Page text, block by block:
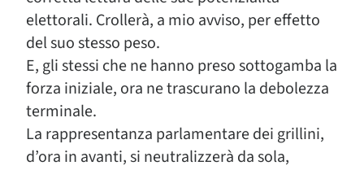
elettorali. Crollerà, a mio avviso, per effetto
del suo stesso peso.
E, gli stessi che ne hanno preso sottogamba la
forza iniziale, ora ne trascurano la debolezza
terminale.
La rappresentanza parlamentare dei grillini,
d’ora in avanti, si neutralizzerà da sola,